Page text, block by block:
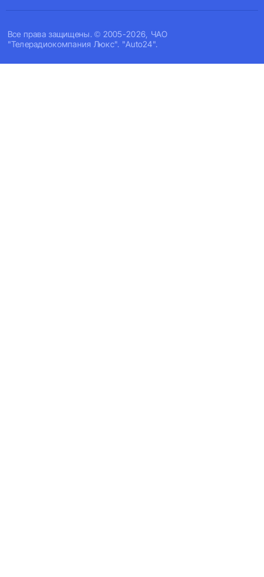
Все права защищены. © 2005-2026, ЧАО
"Телерадиокомпания Люкс". "Auto24".